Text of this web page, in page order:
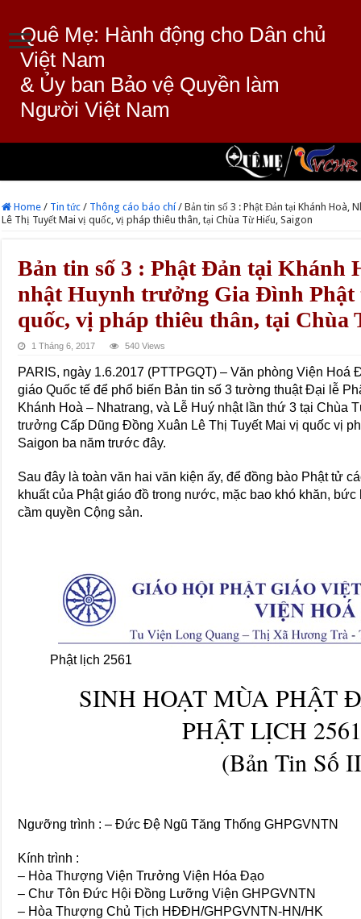
Quê Mẹ: Hành động cho Dân chủ
Việt Nam
& Ủy ban Bảo vệ Quyền làm
Người Việt Nam
Home / Tin tức / Thông cáo báo chí / Bản tin số 3 : Phật Đản tại Khánh
Lê Thị Tuyết Mai vị quốc, vị pháp thiêu thân, tại Chùa Từ Hiếu, Saigon
Bản tin số 3 : Phật Đản tại Khánh
nhật Huynh trưởng Gia Đình
quốc, vị pháp thiêu thân, tại Chùa
1 Tháng 6, 2017 540 Views
PARIS, ngày 1.6.2017 (PTTPGQT) – Văn phòng Viện
giáo Quốc tế để phổ biến Bản tin số 3 tường thuật Đại lễ
Khánh Hoà – Nhatrang, và Lễ Huý nhật lần thứ 3 tại Chùa
trưởng Cấp Dũng Đồng Xuân Lê Thị Tuyết Mai vị quốc vị
Saigon ba năm trước đây.
Sau đây là toàn văn hai văn kiện ấy, để đồng bào Phật tử
khuất của Phật giáo đồ trong nước, mặc bao khó khăn,
cầm quyền Cộng sản.
Phật lịch 2561 Số
SINH HOẠT MÙA PHẬT
PHẬT LỊCH
(Bản Tin Số
Ngưỡng trình : – Đức Đệ Ngũ Tăng Thống GHPGVNTN
Kính trình :
– Hòa Thượng Viện Trưởng Viện Hóa Đạo
– Chư Tôn Đức Hội Đồng Lưỡng Viện GHPGVNTN
– Hòa Thượng Chủ Tịch HĐĐH/GHPGVNTN-HN/HK